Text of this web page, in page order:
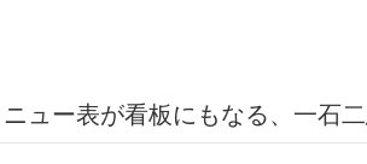
メニュー表が看板にもなる、一石